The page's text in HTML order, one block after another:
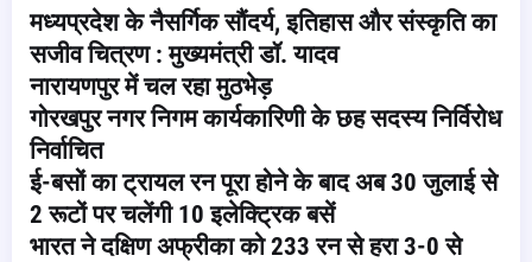
मध्यप्रदेश के नैसर्गिक सौंदर्य, इतिहास और संस्कृति का
सजीव चित्रण : मुख्यमंत्री डॉ. यादव
नारायणपुर में चल रहा मुठभेड़
गोरखपुर नगर निगम कार्यकारिणी के छह सदस्य निर्विरोध
निर्वाचित
ई-बसों का ट्रायल रन पूरा होने के बाद अब 30 जुलाई से
2 रूटों पर चलेंगी 10 इलेक्ट्रिक बसें
भारत ने दक्षिण अफ्रीका को 233 रन से हरा 3-0 से